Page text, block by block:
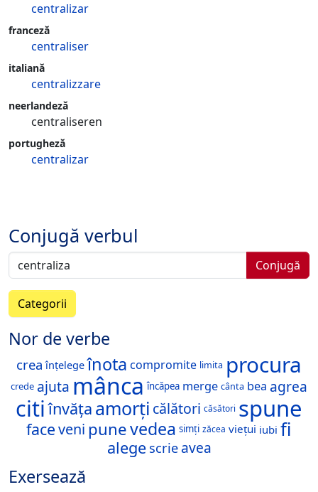
centralizar
franceză
centraliser
italiană
centralizzare
neerlandeză
centraliseren
portugheză
centralizar
Conjugă verbul
Conjugă
Categorii
Nor de verbe
crea înțelege înota compromite limita procura
crede ajuta mânca încăpea merge cânta bea agrea
citi învăța amorți călători căsători spune
faceveni punevedea simți zăcea viețui iubi fi
alege scrie avea
Exersează